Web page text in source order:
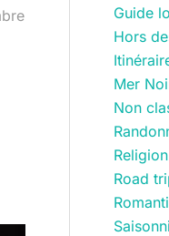
Guide
Hors
Mer
Non
Religion
Road